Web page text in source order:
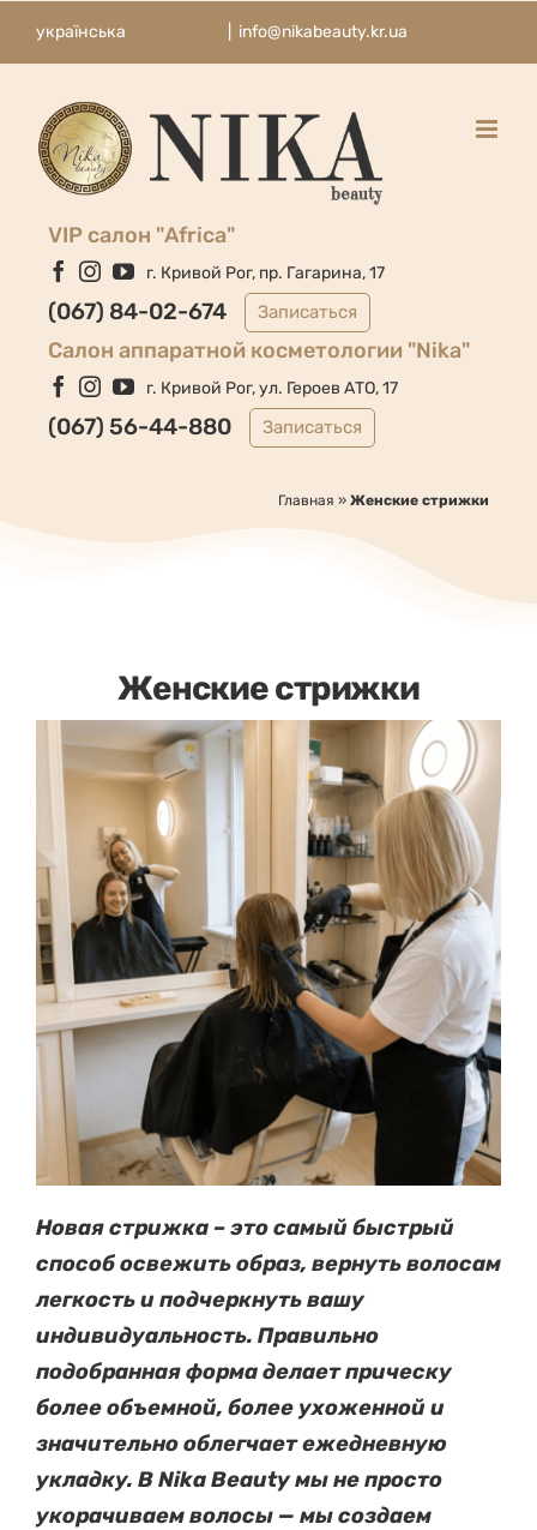
українська info@nikabeauty.kr.ua
VIP салон "Africa"
Facebook
Instagram
YouTube
г. Кривой Рог, пр. Гагарина, 17
(067) 84-02-674 Записаться
Cалон аппаратной косметологии "Nika"
Facebook
Instagram
YouTube
г. Кривой Рог, ул. Героев АТО, 17
(067) 56-44-880 Записаться
Главная » Женские стрижки
Женские стрижки
Новая стрижка – это самый быстрый
способ освежить образ, вернуть волосам
легкость и подчеркнуть вашу
индивидуальность. Правильно
подобранная форма делает прическу
более объемной, более ухоженной и
значительно облегчает ежедневную
укладку. В Nika Beauty мы не просто
укорачиваем волосы — мы создаем